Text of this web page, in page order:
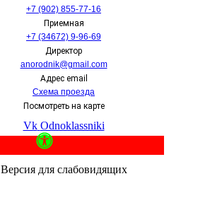
+7 (902) 855-77-16
Приемная
+7 (34672) 9-96-69
Директор
anorodnik@gmail.com
Адрес email
Схема проезда
Посмотреть на карте
Vk Odnoklassniki
Версия для слабовидящих